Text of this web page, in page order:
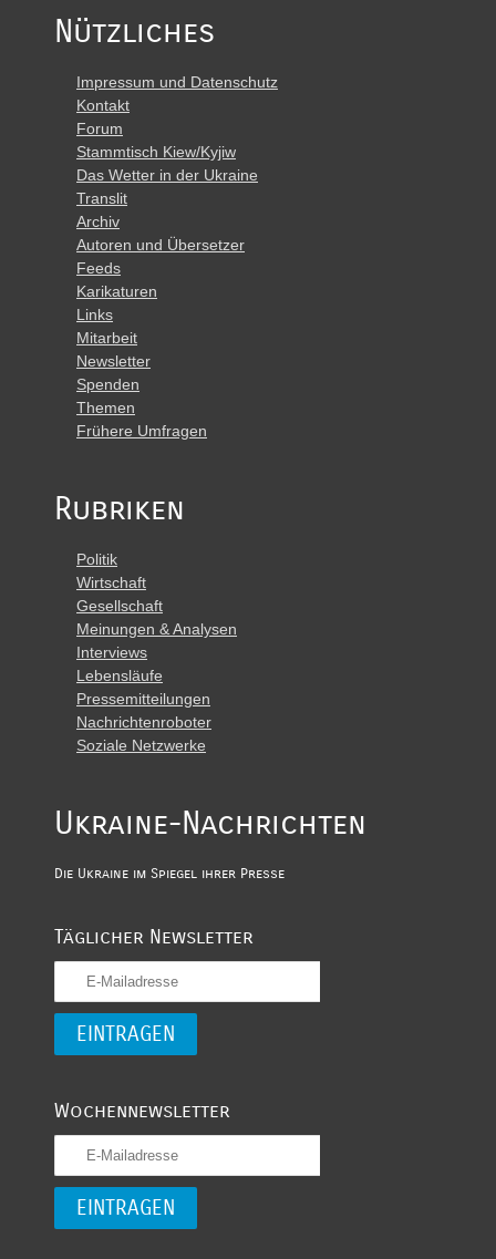
Nützliches
Impressum und Datenschutz
Kontakt
Forum
Stammtisch Kiew/Kyjiw
Das Wetter in der Ukraine
Translit
Archiv
Autoren und Übersetzer
Feeds
Karikaturen
Links
Mitarbeit
Newsletter
Spenden
Themen
Frühere Umfragen
Rubriken
Politik
Wirtschaft
Gesellschaft
Meinungen & Analysen
Interviews
Lebensläufe
Pressemitteilungen
Nachrichtenroboter
Soziale Netzwerke
Ukraine-Nachrichten
Die Ukraine im Spiegel ihrer Presse
Täglicher Newsletter
Wochennewsletter